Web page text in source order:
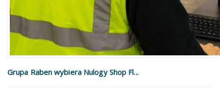
Grupa Raben wybiera Nulogy Shop Fl...